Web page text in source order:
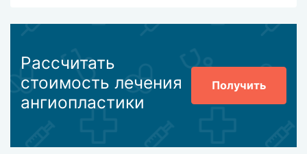
баллоном на конце. Суть этого способа заключается в
обеспечивает расширение просвета и свободный
кровоток сосуда. Второй же способ, лазерный,
предполагает воздействие на холестериновую бляшку
лазерным лучом высокой температуры, что также
обеспечивает просвет сосуда.
Рассчитать
стоимость лечения
ангиопластики
Получить